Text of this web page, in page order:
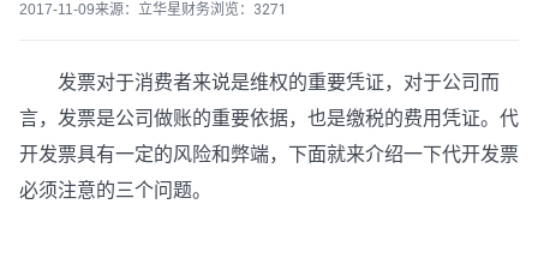
2017-11-09来源：立华星财务浏览： 3271
发票对于消费者来说是维权的重要凭证，对于公司而
言，发票是公司做账的重要依据，也是缴税的费用凭证。代
开发票具有一定的风险和弊端，下面就来介绍一下代开发票
必须注意的三个问题。